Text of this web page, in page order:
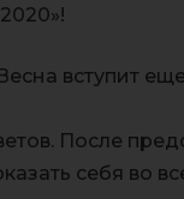
вступит
После
себя во